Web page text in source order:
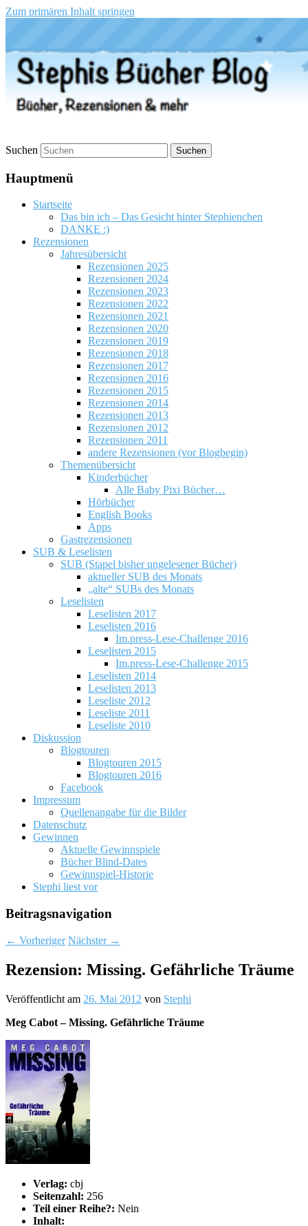
Zum primären Inhalt springen
Stephis Bücher Blog
Suchen
Hauptmenü
Startseite
Das bin ich – Das Gesicht hinter Stephienchen
DANKE :)
Rezensionen
Jahresübersicht
Rezensionen 2025
Rezensionen 2024
Rezensionen 2023
Rezensionen 2022
Rezensionen 2021
Rezensionen 2020
Rezensionen 2019
Rezensionen 2018
Rezensionen 2017
Rezensionen 2016
Rezensionen 2015
Rezensionen 2014
Rezensionen 2013
Rezensionen 2012
Rezensionen 2011
andere Rezensionen (vor Blogbegin)
Themenübersicht
Kinderbücher
Alle Baby Pixi Bücher…
Hörbücher
English Books
Apps
Gastrezensionen
SUB & Leselisten
SUB (Stapel bisher ungelesener Bücher)
aktueller SUB des Monats
„alte“ SUBs des Monats
Leselisten
Leselisten 2017
Leselisten 2016
Im.press-Lese-Challenge 2016
Leselisten 2015
Im.press-Lese-Challenge 2015
Leselisten 2014
Leselisten 2013
Leseliste 2012
Leseliste 2011
Leseliste 2010
Diskussion
Blogtouren
Blogtouren 2015
Blogtouren 2016
Facebook
Impressum
Quellenangabe für die Bilder
Datenschutz
Gewinnen
Aktuelle Gewinnspiele
Bücher Blind-Dates
Gewinnspiel-Historie
Stephi liest vor
Beitragsnavigation
← Vorheriger Nächster →
Rezension: Missing. Gefährliche Träume
Veröffentlicht am 26. Mai 2012 von Stephi
Meg Cabot – Missing. Gefährliche Träume
Verlag: cbj
Seitenzahl: 256
Teil einer Reihe?: Nein
Inhalt: